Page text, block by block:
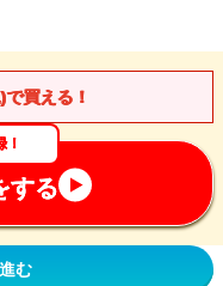
買える！
！
する
む